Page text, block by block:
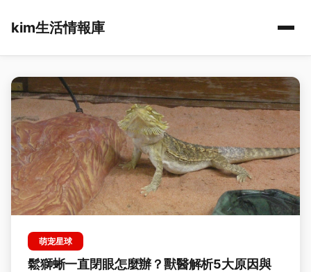
kim生活情報庫
萌宠星球
鬆獅蜥一直閉眼怎麼辦？獸醫解析5大原因與